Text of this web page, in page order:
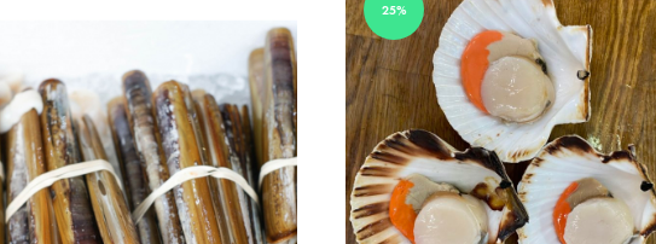
伦
敦
生
鲜，
龙
虾，
25%